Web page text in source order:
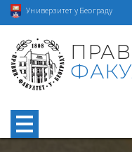
Универзитет у Београду